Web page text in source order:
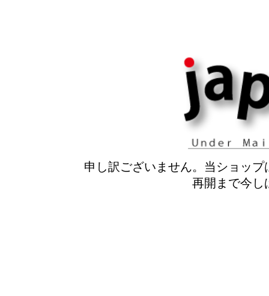
申し訳ございません。当ショッ
再開まで今し